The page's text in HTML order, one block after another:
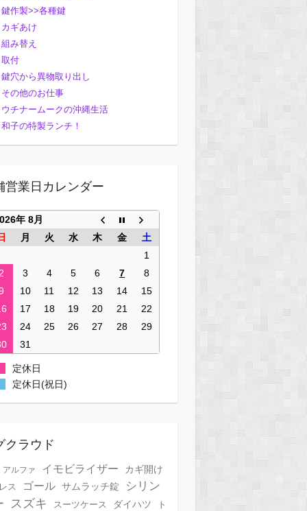
鍵作製>>各種鍵
カギあけ
組み替え
取付
鍵穴から異物取り出し
その他のお仕事
ウチナームークの沖縄生活
和子の特製ランチ！
営業日カレンダー
年 8月
月 火 水 木 金
土
1
3 4 5 6 7
8
10 11 12 13 14
15
17 18 19 20 21
22
24 25 26 27 28
29
31
定休日
定休日(祝日)
クラウド
アルファ イモビライザー
カギ開け
ス
ゴール サムラッチ錠
シリン
スズキ スーツケース ダイハツ ト